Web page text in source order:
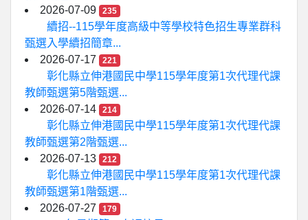
2026-07-09
235
續招--115學年度高級中等學校特色招生專業群科
甄選入學續招簡章...
2026-07-17
221
彰化縣立伸港國民中學115學年度第1次代理代課
教師甄選第5階甄選...
2026-07-14
214
彰化縣立伸港國民中學115學年度第1次代理代課
教師甄選第2階甄選...
2026-07-13
212
彰化縣立伸港國民中學115學年度第1次代理代課
教師甄選第1階甄選...
2026-07-27
179